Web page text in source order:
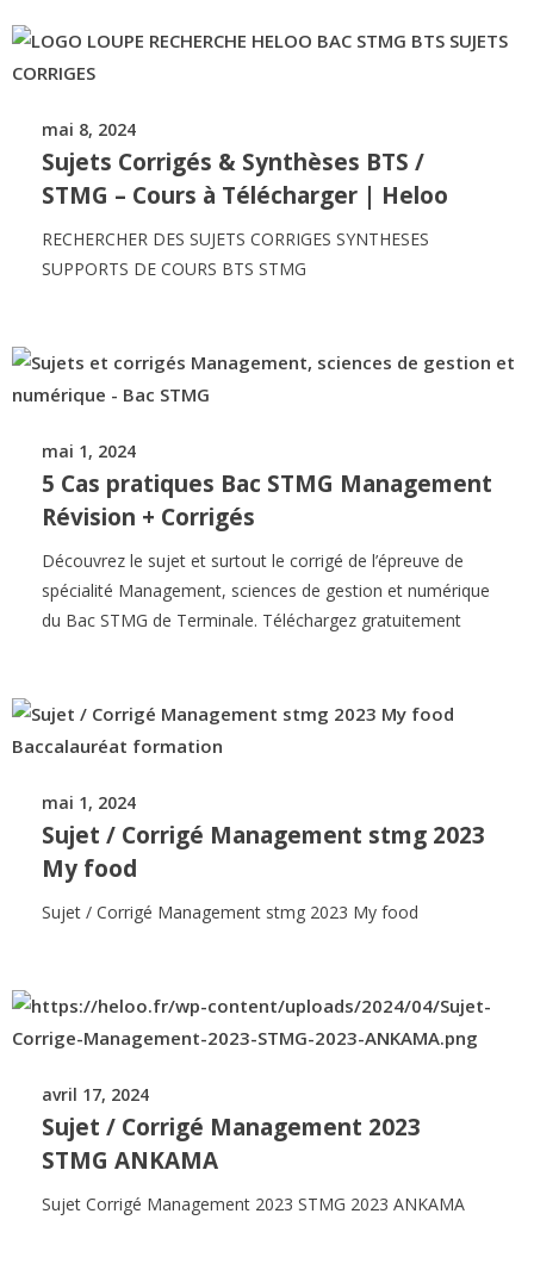
mai 8, 2024
Sujets Corrigés & Synthèses BTS /
STMG – Cours à Télécharger | Heloo
RECHERCHER DES SUJETS CORRIGES SYNTHESES
SUPPORTS DE COURS BTS STMG
mai 1, 2024
5 Cas pratiques Bac STMG Management
Révision + Corrigés
Découvrez le sujet et surtout le corrigé de l’épreuve de
spécialité Management, sciences de gestion et numérique
du Bac STMG de Terminale. Téléchargez gratuitement
mai 1, 2024
Sujet / Corrigé Management stmg 2023
My food
Sujet / Corrigé Management stmg 2023 My food
avril 17, 2024
Sujet / Corrigé Management 2023
STMG ANKAMA
Sujet Corrigé Management 2023 STMG 2023 ANKAMA